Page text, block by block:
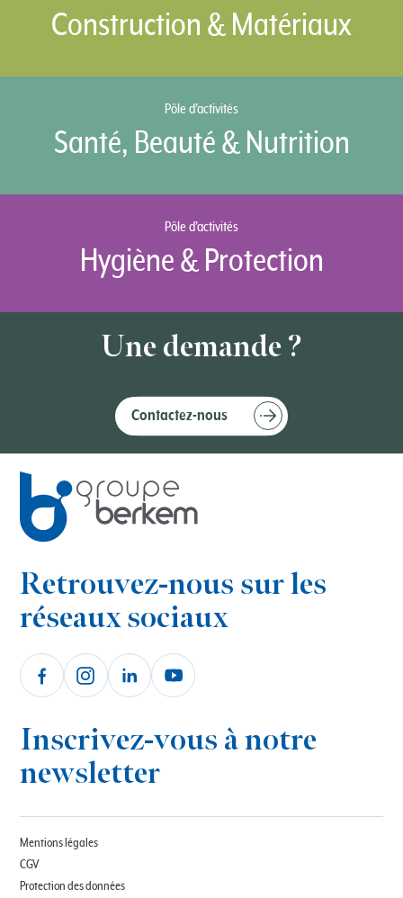
Construction & Matériaux
Pôle d’activités
Santé, Beauté & Nutrition
Pôle d’activités
Hygiène & Protection
Une demande ?
Contactez-nous
Retrouvez-nous sur les
réseaux sociaux
Inscrivez-vous à notre
newsletter
Mentions légales
CGV
Protection des données